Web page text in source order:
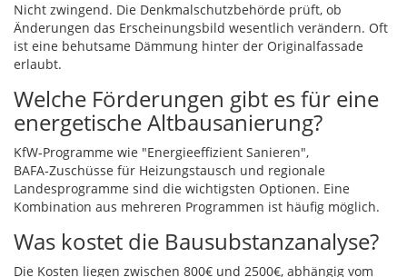
Nicht zwingend. Die Denkmalschutzbehörde prüft, ob
Änderungen das Erscheinungsbild wesentlich verändern. Oft
ist eine behutsame Dämmung hinter der Originalfassade
erlaubt.
Welche Förderungen gibt es für eine
energetische Altbausanierung?
KfW‑Programme wie "Energieeffizient Sanieren",
BAFA‑Zuschüsse für Heizungstausch und regionale
Landesprogramme sind die wichtigsten Optionen. Eine
Kombination aus mehreren Programmen ist häufig möglich.
Was kostet die Bausubstanzanalyse?
Die Kosten liegen zwischen 800€ und 2500€, abhängig vom